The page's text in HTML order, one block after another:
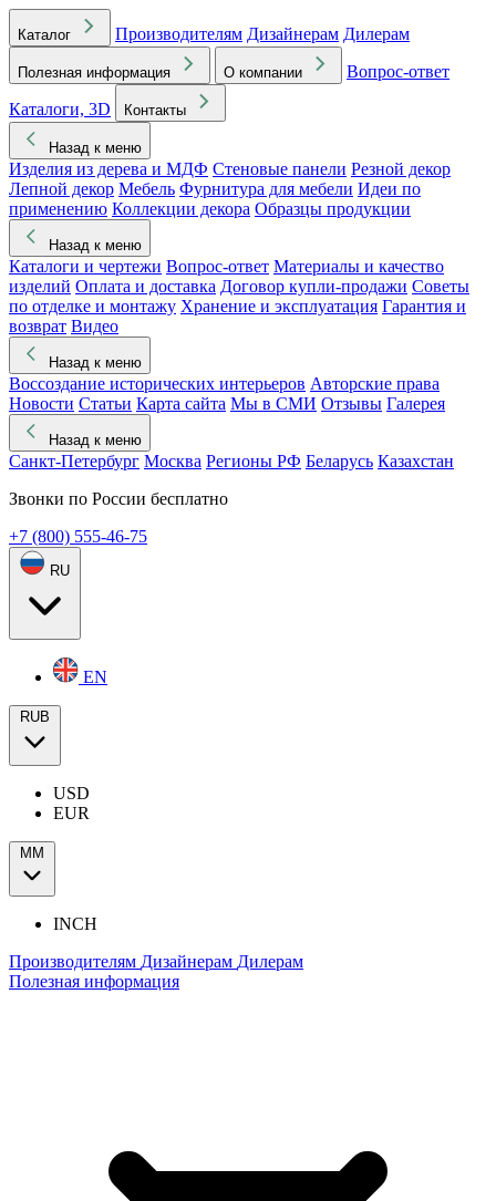
Каталог Производителям Дизайнерам Дилерам
Полезная информация О компании
Вопрос-ответ
Каталоги, 3D
Контакты
Назад к меню
Изделия из дерева и МДФ Стеновые панели Резной декор
Лепной декор Мебель Фурнитура для мебели Идеи по
применению Коллекции декора Образцы продукции
Назад к меню
Каталоги и чертежи Вопрос-ответ Материалы и качество
изделий Оплата и доставка Договор купли-продажи Советы
по отделке и монтажу Хранение и эксплуатация Гарантия и
возврат Видео
Назад к меню
Воссоздание исторических интерьеров Авторские права
Новости Статьи Карта сайта Мы в СМИ Отзывы Галерея
Назад к меню
Санкт-Петербург Москва Регионы РФ Беларусь Казахстан
Звонки по России бесплатно
+7 (800) 555-46-75
RU
EN
RUB
USD
EUR
ММ
INCH
Производителям Дизайнерам Дилерам
Полезная информация